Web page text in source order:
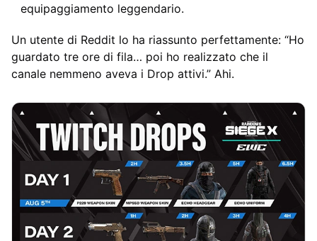
equipaggiamento leggendario.
Un utente di Reddit lo ha riassunto perfettamente: “Ho
guardato tre ore di fila… poi ho realizzato che il
canale nemmeno aveva i Drop attivi.” Ahi.